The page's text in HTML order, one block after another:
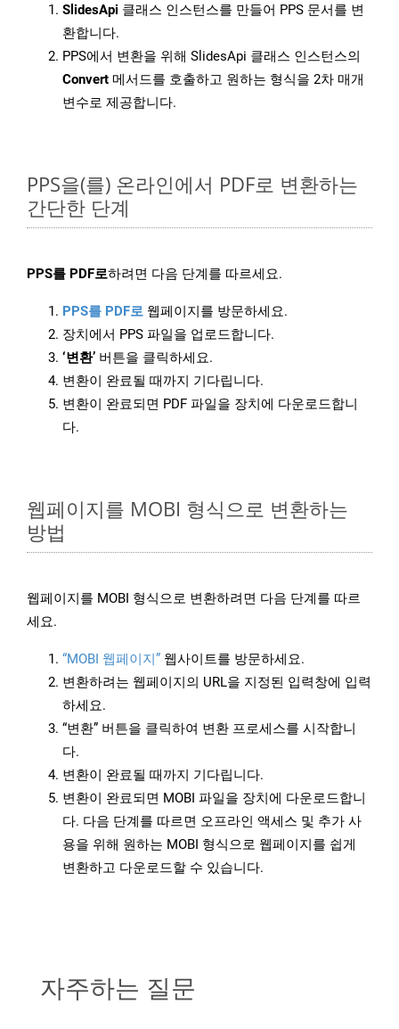
SlidesApi 클래스 인스턴스를 만들어 PPS 문서를 변
환합니다.
PPS에서 변환을 위해 SlidesApi 클래스 인스턴스의
Convert 메서드를 호출하고 원하는 형식을 2차 매개
변수로 제공합니다.
PPS을(를) 온라인에서 PDF로 변환하는
간단한 단계
PPS를 PDF로하려면 다음 단계를 따르세요.
PPS를 PDF로 웹페이지를 방문하세요.
장치에서 PPS 파일을 업로드합니다.
‘변환’ 버튼을 클릭하세요.
변환이 완료될 때까지 기다립니다.
변환이 완료되면 PDF 파일을 장치에 다운로드합니
다.
웹페이지를 MOBI 형식으로 변환하는
방법
웹페이지를 MOBI 형식으로 변환하려면 다음 단계를 따르
세요.
“MOBI 웹페이지” 웹사이트를 방문하세요.
변환하려는 웹페이지의 URL을 지정된 입력창에 입력
하세요.
“변환” 버튼을 클릭하여 변환 프로세스를 시작합니
다.
변환이 완료될 때까지 기다립니다.
변환이 완료되면 MOBI 파일을 장치에 다운로드합니
다. 다음 단계를 따르면 오프라인 액세스 및 추가 사
용을 위해 원하는 MOBI 형식으로 웹페이지를 쉽게
변환하고 다운로드할 수 있습니다.
자주하는 질문